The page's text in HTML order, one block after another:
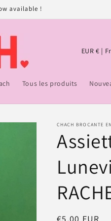
available !
Tous les produits
y
r
é
i
o
n
EUR €
CHACH BROCANTE